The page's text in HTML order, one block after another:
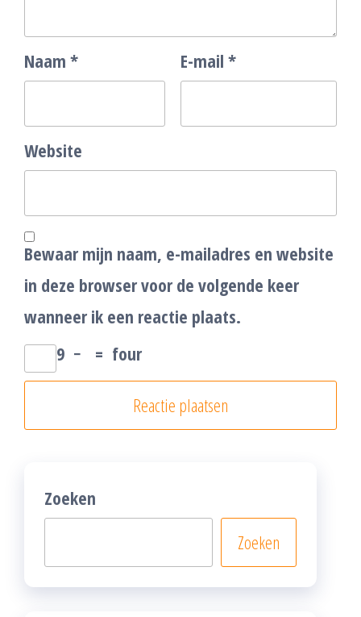
Naam * E-mail *
Website
Bewaar mijn naam, e-mailadres en website
in deze browser voor de volgende keer
wanneer ik een reactie plaats.
9 − = four
Zoeken
Zoeken